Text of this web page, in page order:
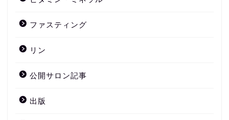
ファスティング
リン
公開サロン記事
出版